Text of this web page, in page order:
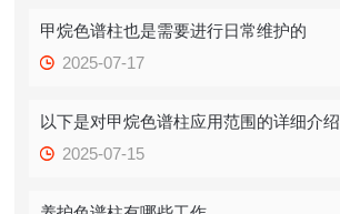
甲烷色谱柱也是需要进行日常维护的
2025-07-17
以下是对甲烷色谱柱应用范围的详细介绍
2025-07-15